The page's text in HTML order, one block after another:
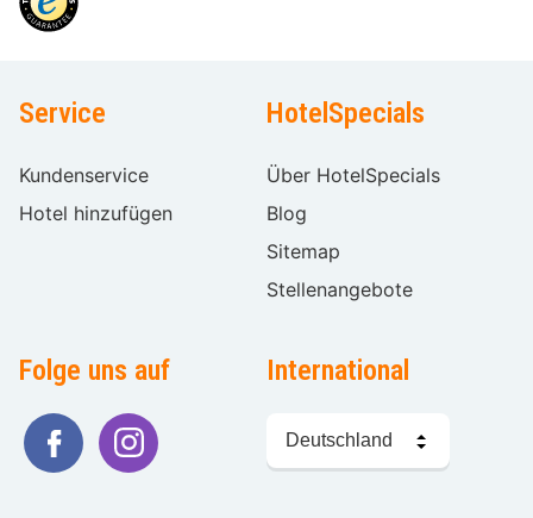
Service
Kundenservice
Hotel hinzufügen
HotelSpecials
Über HotelSpecials
Blog
Sitemap
Stellenangebote
Folge uns auf International
wählen